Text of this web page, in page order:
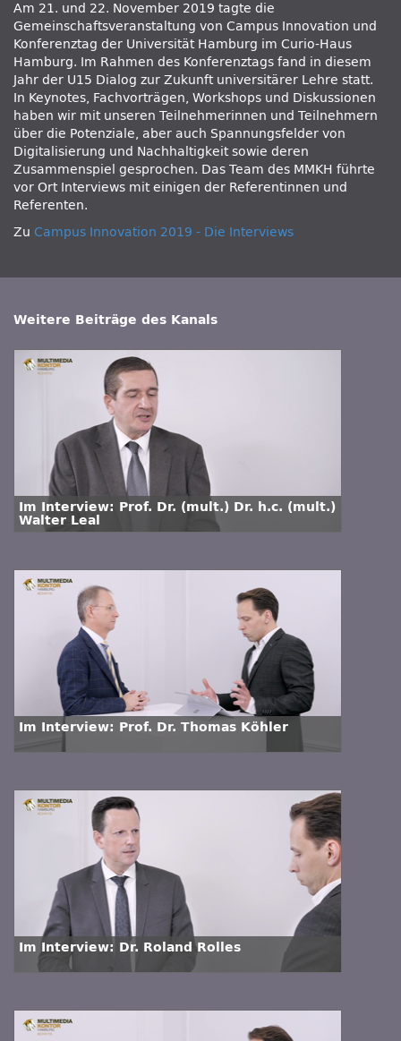
Am 21. und 22. November 2019 tagte die
Gemeinschaftsveranstaltung von Campus Innovation und
Konferenztag der Universität Hamburg im Curio-Haus
Hamburg. Im Rahmen des Konferenztags fand in diesem
Jahr der U15 Dialog zur Zukunft universitärer Lehre statt.
In Keynotes, Fachvorträgen, Workshops und Diskussionen
haben wir mit unseren Teilnehmerinnen und Teilnehmern
über die Potenziale, aber auch Spannungsfelder von
Digitalisierung und Nachhaltigkeit sowie deren
Zusammenspiel gesprochen. Das Team des MMKH führte
vor Ort Interviews mit einigen der Referentinnen und
Referenten.
Zu Campus Innovation 2019 - Die Interviews
Weitere Beiträge des Kanals
Im Interview: Prof. Dr. (mult.) Dr. h.c. (mult.)
Walter Leal
Im Interview: Prof. Dr. Thomas Köhler
Im Interview: Dr. Roland Rolles